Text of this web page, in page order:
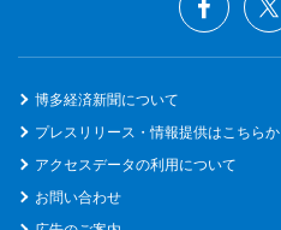
博多経済新聞について
プレスリリース・情報提供はこちらか
アクセスデータの利用について
お問い合わせ